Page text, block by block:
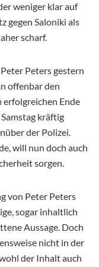
weniger klar auf
gegen Saloniki als
scharf.
Peters gestern
offenbar den
erfolgreichen Ende
kräftig
der Polizei.
will nun doch auch
sorgen.
von Peter Peters
sogar inhaltlich
Aussage. Doch
nicht in der
der Inhalt auch